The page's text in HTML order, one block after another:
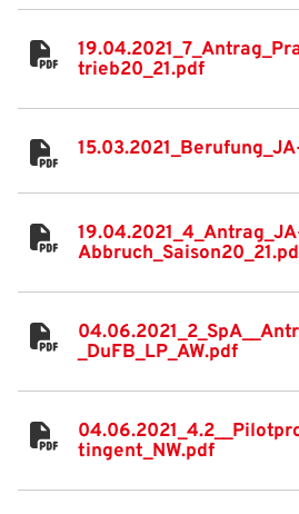
trieb20_21.pdf
_DuFB_LP_AW.pdf
tingent_NW.pdf
WEBSITE
IHRE LESEZEICHEN
Aktuelle Seite als Lesezeichen
IHR LOGIN
Bitte geben Sie Ihren Benutzernamen
Anmelden
Passwort: